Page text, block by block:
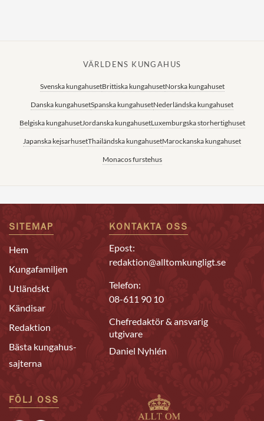
VÄRLDENS KUNGAHUS
Svenska kungahusetBrittiska kungahusetNorska kungahuset
Danska kungahusetSpanska kungahusetNederländska kungahuset
Belgiska kungahusetJordanska kungahusetLuxemburgska storhertighuset
Japanska kejsarhusetThailändska kungahusetMarockanska kungahuset
Monacos furstehus
SITEMAP
Hem
Kungafamiljen
Utländskt
Kändisar
Redaktion
Bästa kungahus-
sajterna
KONTAKTA OSS
Epost:
redaktion@alltomkungligt.se
Telefon:
08-611 90 10
Chefredaktör & ansvarig
utgivare
Daniel Nyhlén
FÖLJ OSS